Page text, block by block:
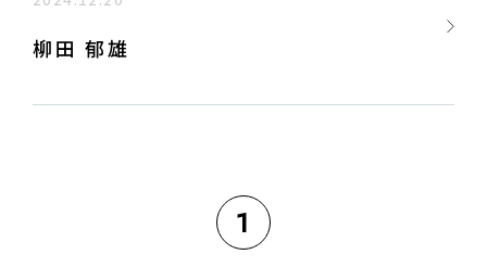
柳田 郁雄
1